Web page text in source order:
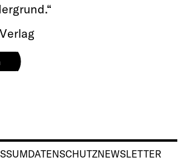
DATENSCHUTZNEWSLETTER